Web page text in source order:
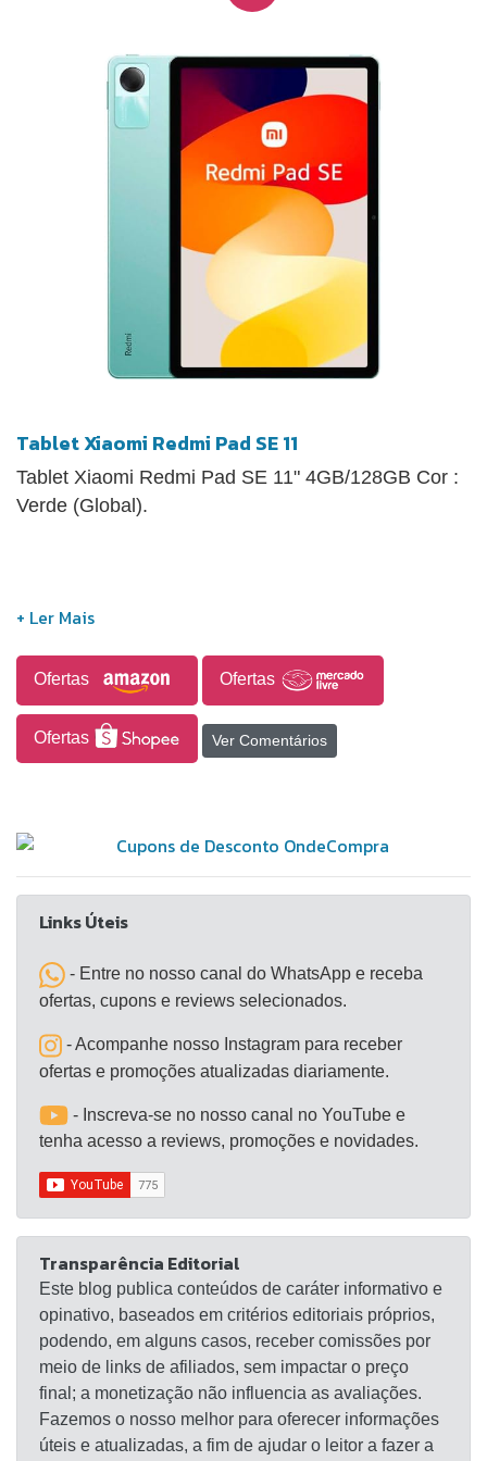
armazenamento interno. Funciona em MIUI Pad 14,
em termos de conectividade, o dispositivo suporta
5G, Bluetooth 5.2, suporta 2.4G WiFi | 5G Wi-Fi etc.
Tablet Xiaomi Redmi Pad SE 11
Tablet Xiaomi Redmi Pad SE 11" 4GB/128GB Cor :
Verde (Global).
Ofertas Ofertas
Ofertas Ver Comentários
Links Úteis
- Entre no nosso canal do WhatsApp e receba
ofertas, cupons e reviews selecionados.
- Acompanhe nosso Instagram para receber
ofertas e promoções atualizadas diariamente.
- Inscreva-se no nosso canal no YouTube e
tenha acesso a reviews, promoções e novidades.
Transparência Editorial
Este blog publica conteúdos de caráter informativo e
opinativo, baseados em critérios editoriais próprios,
podendo, em alguns casos, receber comissões por
meio de links de afiliados, sem impactar o preço
final; a monetização não influencia as avaliações.
Fazemos o nosso melhor para oferecer informações
úteis e atualizadas, a fim de ajudar o leitor a fazer a